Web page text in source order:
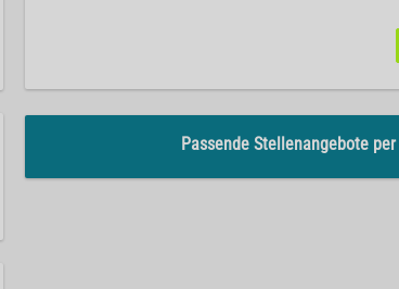
Passende Stellenangebote